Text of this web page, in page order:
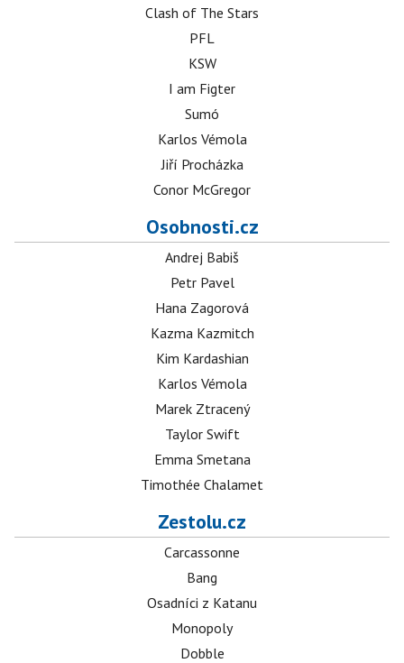
Clash of The Stars
PFL
KSW
I am Figter
Sumó
Karlos Vémola
Jiří Procházka
Conor McGregor
Osobnosti.cz
Andrej Babiš
Petr Pavel
Hana Zagorová
Kazma Kazmitch
Kim Kardashian
Karlos Vémola
Marek Ztracený
Taylor Swift
Emma Smetana
Timothée Chalamet
Zestolu.cz
Carcassonne
Bang
Osadníci z Katanu
Monopoly
Dobble